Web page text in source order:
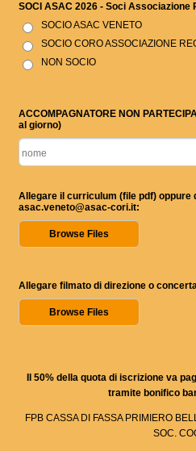
SOCI ASAC 2026 - Soci
SOCIO ASAC VENETO
SOCIO CORO ASSOCIAZIONE
NON SOCIO
ACCOMPAGNATORE NON
al giorno)
Allegare il curriculum (file pdf) oppure
asac.veneto@asac-cori.it:
Browse Files
Allegare filmato di direzione o
Browse Files
Il 50% della quota di iscrizione va
tramite bonifico
FPB CASSA DI FASSA PRIMIERO
SOC.